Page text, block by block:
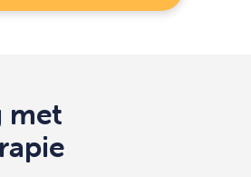
met